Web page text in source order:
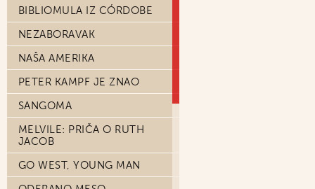
BIBLIOMULA IZ CÓRDOBE
NEZABORAVAK
NAŠA AMERIKA
PETER KAMPF JE ZNAO
SANGOMA
MELVILE: PRIČA O RUTH
JACOB
GO WEST, YOUNG MAN